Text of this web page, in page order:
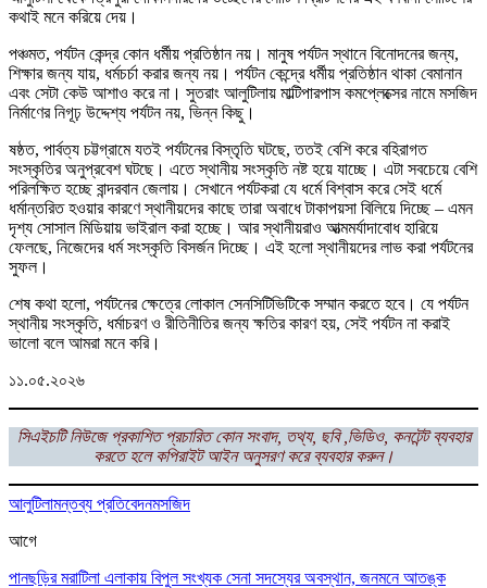
কথাই মনে করিয়ে দেয়।
পঞ্চমত, পর্যটন কেন্দ্র কোন ধর্মীয় প্রতিষ্ঠান নয়। মানুষ পর্যটন স্থানে বিনোদনের জন্য,
শিক্ষার জন্য যায়, ধর্মচর্চা করার জন্য নয়। পর্যটন কেন্দ্রে ধর্মীয় প্রতিষ্ঠান থাকা বেমানান
এবং সেটা কেউ আশাও করে না। সুতরাং আলুটিলায় মাল্টিপারপাস কমপ্লেক্সের নামে মসজিদ
নির্মাণের নিগূঢ় উদ্দেশ্য পর্যটন নয়, ভিন্ন কিছু।
ষষ্ঠত, পার্বত্য চট্টগ্রামে যতই পর্যটনের বিস্তৃতি ঘটছে, ততই বেশি করে বহিরাগত
সংস্কৃতির অনুপ্রবেশ ঘটছে। এতে স্থানীয় সংস্কৃতি নষ্ট হয়ে যাচ্ছে। এটা সবচেয়ে বেশি
পরিলক্ষিত হচ্ছে বান্দরবান জেলায়। সেখানে পর্যটকরা যে ধর্মে বিশ্বাস করে সেই ধর্মে
ধর্মান্তরিত হওয়ার কারণে স্থানীয়দের কাছে তারা অবাধে টাকাপয়সা বিলিয়ে দিচ্ছে – এমন
দৃশ্য সোসাল মিডিয়ায় ভাইরাল করা হচ্ছে। আর স্থানীয়রাও আত্মমর্যাদাবোধ হারিয়ে
ফেলছে, নিজেদের ধর্ম সংস্কৃতি বিসর্জন দিচ্ছে। এই হলো স্থানীয়দের লাভ করা পর্যটনের
সুফল।
শেষ কথা হলো, পর্যটনের ক্ষেত্রে লোকাল সেনসিটিভিটিকে সম্মান করতে হবে। যে পর্যটন
স্থানীয় সংস্কৃতি, ধর্মাচরণ ও রীতিনীতির জন্য ক্ষতির কারণ হয়, সেই পর্যটন না করাই
ভালো বলে আমরা মনে করি।
১১.০৫.২০২৬
সিএইচটি নিউজে প্রকাশিত প্রচারিত কোন সংবাদ, তথ্য, ছবি ,ভিডিও, কনটেন্ট ব্যবহার
করতে হলে কপিরাইট আইন অনুসরণ করে ব্যবহার করুন।
আলুটিলামন্তব্য প্রতিবেদনমসজিদ
আগে
পানছড়ির মরাটিলা এলাকায় বিপুল সংখ্যক সেনা সদস্যের অবস্থান, জনমনে আতঙ্ক